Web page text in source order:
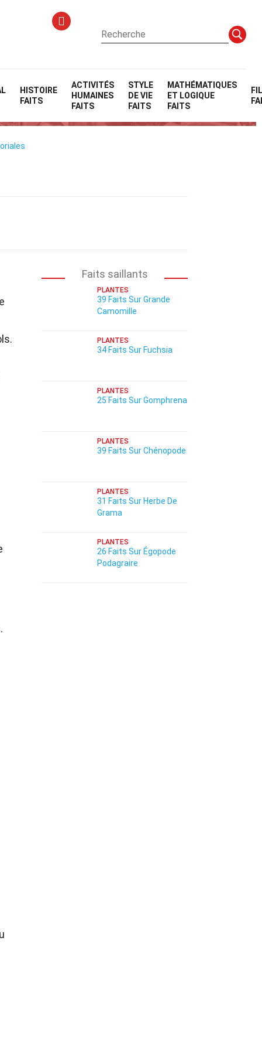
HISTOIRE
FAITS
ACTIVITÉS
HUMAINES
FAITS
STYLE
DE VIE
FAITS
MATHÉMATIQUES
ET LOGIQUE
FAITS
Faits saillants
PLANTES
39 Faits Sur Grande
Camomille
PLANTES
34 Faits Sur Fuchsia
PLANTES
25 Faits Sur Gomphrena
PLANTES
39 Faits Sur Chénopode
PLANTES
31 Faits Sur Herbe De
Grama
PLANTES
26 Faits Sur Égopode
Podagraire